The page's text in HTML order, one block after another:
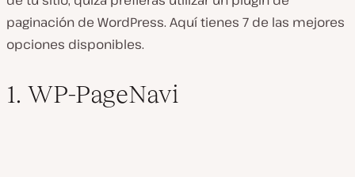
paginación de WordPress. Aquí tienes 7 de las mejores
opciones disponibles.
1. WP-PageNavi